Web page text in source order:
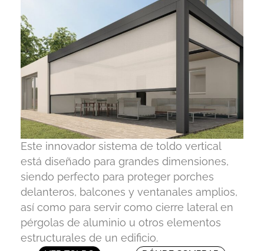
Este innovador sistema de toldo vertical
está diseñado para grandes dimensiones,
siendo perfecto para proteger porches
delanteros, balcones y ventanales amplios,
así como para servir como cierre lateral en
pérgolas de aluminio u otros elementos
estructurales de un edificio.